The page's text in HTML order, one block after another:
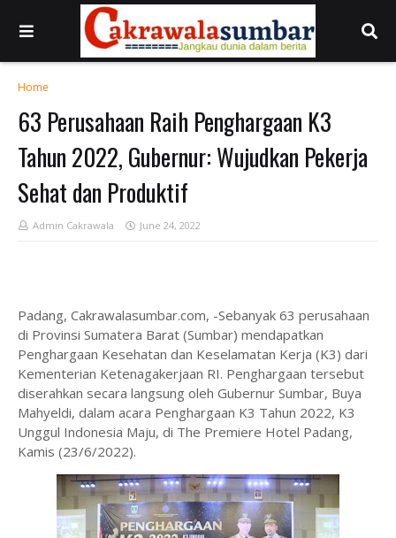
Home
63 Perusahaan Raih Penghargaan K3
Tahun 2022, Gubernur: Wujudkan Pekerja
Sehat dan Produktif
Admin Cakrawala June 24, 2022
Padang, Cakrawalasumbar.com, -Sebanyak 63 perusahaan
di Provinsi Sumatera Barat (Sumbar) mendapatkan
Penghargaan Kesehatan dan Keselamatan Kerja (K3) dari
Kementerian Ketenagakerjaan RI. Penghargaan tersebut
diserahkan secara langsung oleh Gubernur Sumbar, Buya
Mahyeldi, dalam acara Penghargaan K3 Tahun 2022, K3
Unggul Indonesia Maju, di The Premiere Hotel Padang,
Kamis (23/6/2022).